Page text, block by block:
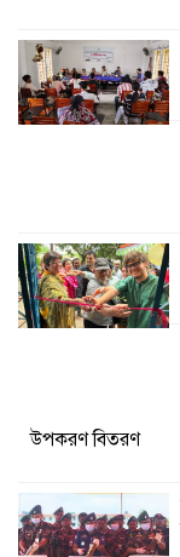
উপকরণ বিতরণ